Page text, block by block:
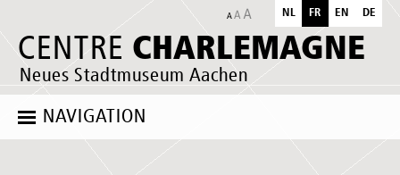
CENTRE CHARLEMAGNE
Neues Stadtmuseum Aachen
NL FR EN DE
NAVIGATION